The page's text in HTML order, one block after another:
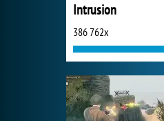
Intrusion
386 762x